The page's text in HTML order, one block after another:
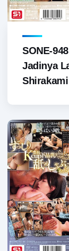
SONE-
Jadinya
Shirakami